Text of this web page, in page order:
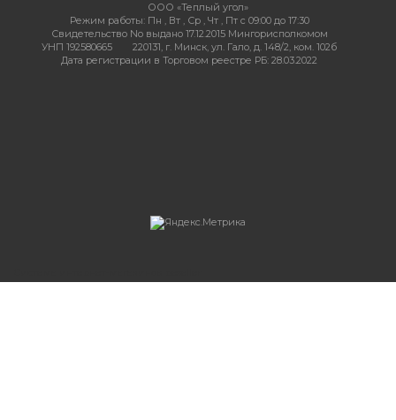
ООО «Теплый угол»
Режим работы: Пн , Вт , Ср , Чт , Пт c 09:00 до 17:30
Свидетельство No выдано 17.12.2015 Мингорисполкомом
УНП 192580665
220131, г. Минск, ул. Гало, д. 148/2, ком. 102б
Дата регистрации в Торговом реестре РБ: 28.03.2022